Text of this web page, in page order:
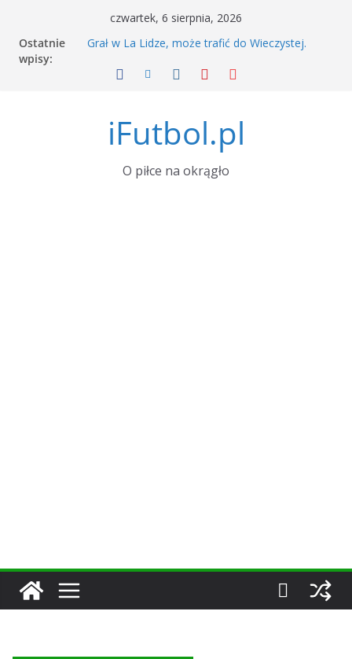
treści
czwartek, 6 sierpnia, 2026
Ostatnie
wpisy:
Grał w La Lidze, może trafić do Wieczystej.
Piłkarski Kalendarz: Zapowiedź Miesiąca w
Hiszpania-Argentyna
Okno transferowe trwa! Śledź transfery
ulubionych zespołów i zawodników dzięki
nowym funkcjom
iFutbol.pl
O piłce na okrągło